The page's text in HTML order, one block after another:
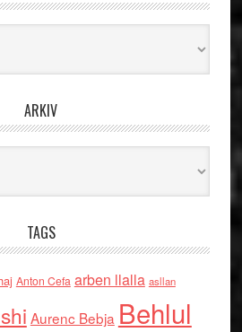
ARKIV
TAGS
Anton Cefa arben llalla asllan
Aurenc Bebja Behlul